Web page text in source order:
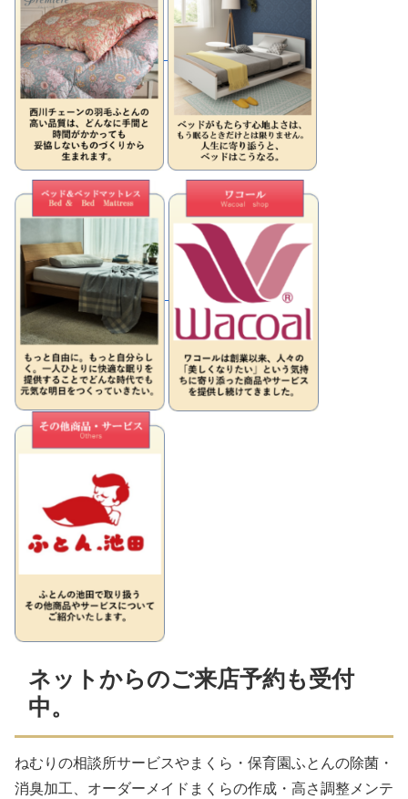
ネットからのご来店予約も受付
中。
ねむりの相談所サービスやまくら・保育園ふとんの除菌・
消臭加工、オーダーメイドまくらの作成・高さ調整メンテ